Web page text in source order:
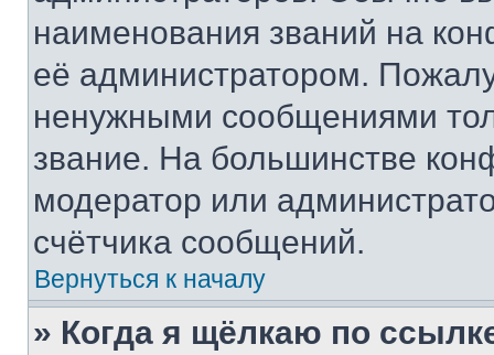
наименования званий на
её администратором.
ненужными сообщениями
звание. На большинстве
модератор или
счётчика сообщений.
Вернуться к началу
» Когда я щёлкаю по